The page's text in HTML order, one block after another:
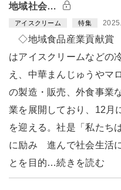
地域社会…
アイスクリーム 特集
◇地域食品産業貢献賞
はアイスクリームなどの
え、中華まんじゅうやマ
の製造・販売、外食事業
業を展開しており、12月
を迎える。社是「私たち
に励み 進んで社会生活
とを目的…続きを読む